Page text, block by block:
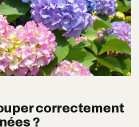
correctement
?